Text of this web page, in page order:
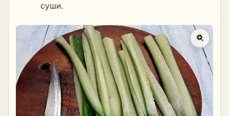
суши.